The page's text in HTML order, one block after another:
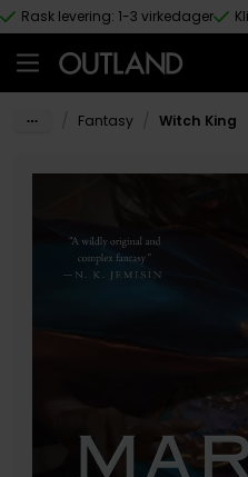
Hopp til hovedinnhold
Rask levering: 1-3 virkedager
Fantasy Witch King